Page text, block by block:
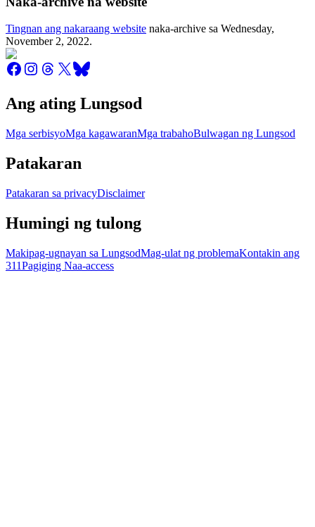
Tingnan ang nakaraang website naka-archive sa Wednesday,
November 2, 2022.
Ang ating Lungsod
Mga serbisyoMga kagawaranMga trabahoBulwagan ng Lungsod
Patakaran
Patakaran sa privacyDisclaimer
Humingi ng tulong
Makipag-ugnayan sa LungsodMag-ulat ng problemaKontakin ang
311Pagiging Naa-access